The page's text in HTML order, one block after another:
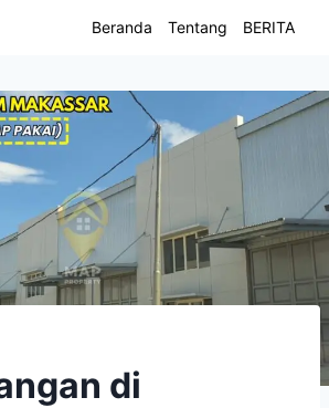
Beranda Tentang BERITA
di